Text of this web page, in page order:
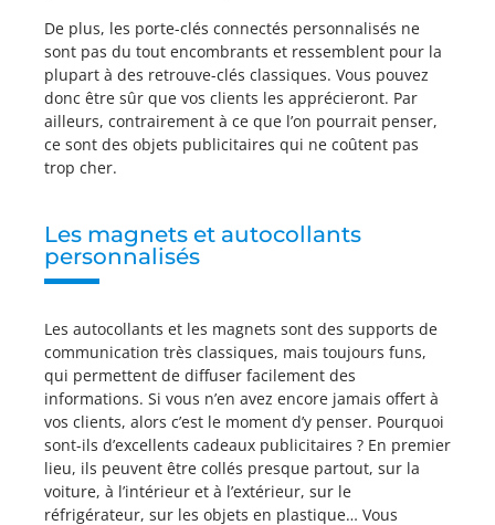
De plus, les porte-clés connectés personnalisés ne
sont pas du tout encombrants et ressemblent pour la
plupart à des retrouve-clés classiques. Vous pouvez
donc être sûr que vos clients les apprécieront. Par
ailleurs, contrairement à ce que l’on pourrait penser,
ce sont des objets publicitaires qui ne coûtent pas
trop cher.
Les magnets et autocollants
personnalisés
Les autocollants et les magnets sont des supports de
communication très classiques, mais toujours funs,
qui permettent de diffuser facilement des
informations. Si vous n’en avez encore jamais offert à
vos clients, alors c’est le moment d’y penser. Pourquoi
sont-ils d’excellents cadeaux publicitaires ? En premier
lieu, ils peuvent être collés presque partout, sur la
voiture, à l’intérieur et à l’extérieur, sur le
réfrigérateur, sur les objets en plastique… Vous